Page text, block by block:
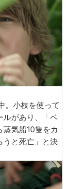
。小枝を使って
ルがあり、「ベ
気船10隻をカ
うと死亡」と決